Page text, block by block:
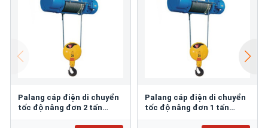
Palang cáp điện di chuyển
tốc độ nâng đơn 2 tấn
Palang cáp điện di chuyển
tốc độ nâng đơn 1 tấn